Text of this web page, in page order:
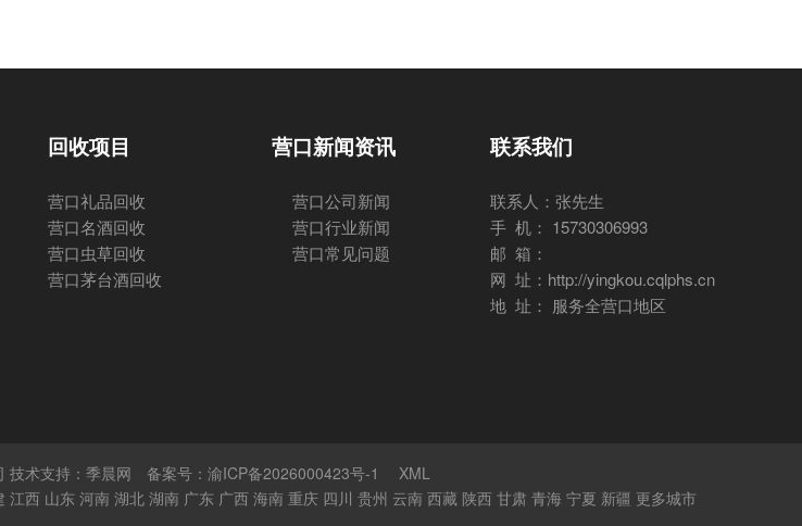
回收项目
营口礼品回收
营口名酒回收
营口虫草回收
营口茅台酒回收
营口新闻资讯
营口公司新闻
营口行业新闻
营口常见问题
联系我们
联系人：张先生
手 机： 15730306993
邮 箱：
网 址：http://yingkou.cqlphs.cn
地 址： 服务全营口地区
技术支持：季晨网 备案号：渝ICP备2026000423号-1
XML
江西 山东 河南 湖北 湖南 广东 广西 海南 重庆 四川 贵州 云南 西藏 陕西 甘肃 青海 宁夏 新疆 更多城市